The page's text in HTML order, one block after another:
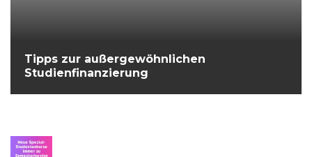
Tipps zur außergewöhnlichen
Studienfinanzierung